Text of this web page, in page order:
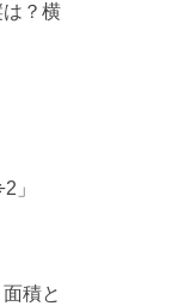
？横
」
積と